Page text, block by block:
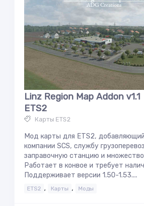
Linz Region Map Addon v1.1
ETS2
Карты ETS2
Мод карты для ETS2,
компании SCS, службу
заправочную станцию и
Работает в конвое и требует
Поддерживает версии 1.50-1.53....
ETS2 , Карты , Моды